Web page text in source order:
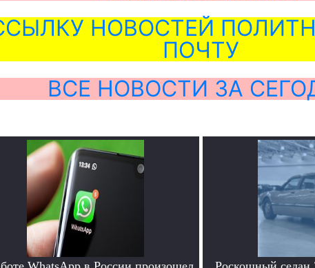
НОВОСТЕЙ
ПОЧТУ
ВСЕ НОВОСТИ ЗА